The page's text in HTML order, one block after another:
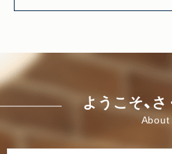
ようこそ、
About